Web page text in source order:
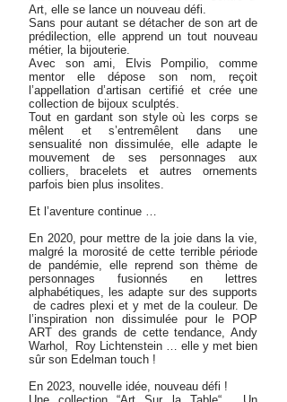
Art, elle se lance un nouveau défi.
Sans pour autant se détacher de son art de
prédilection, elle apprend un tout nouveau
métier, la bijouterie.
Avec son ami, Elvis Pompilio, comme
mentor elle dépose son nom, reçoit
l’appellation d’artisan certifié et crée une
collection de bijoux sculptés.
Tout en gardant son style où les corps se
mêlent et s’entremêlent dans une
sensualité non dissimulée, elle adapte le
mouvement de ses personnages aux
colliers, bracelets et autres ornements
parfois bien plus insolites.​
Et l’aventure continue …
En 2020, pour mettre de la joie dans la vie,
malgré la morosité de cette terrible période
de pandémie, elle reprend son thème de
personnages fusionnés en lettres
alphabétiques, les adapte sur des supports
de cadres plexi et y met de la couleur. De
l’inspiration non dissimulée pour le POP
ART des grands de cette tendance, Andy
Warhol, Roy Lichtenstein … elle y met bien
sûr son Edelman touch !
En 2023, nouvelle idée, nouveau défi !